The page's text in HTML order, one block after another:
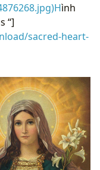
ình
“]
sacred-heart-